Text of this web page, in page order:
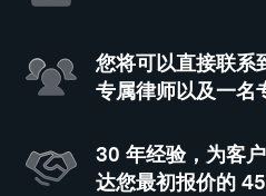
您将可以直接联系
专属律师以及一名
30 年经验，为客
达您最初报价的 45